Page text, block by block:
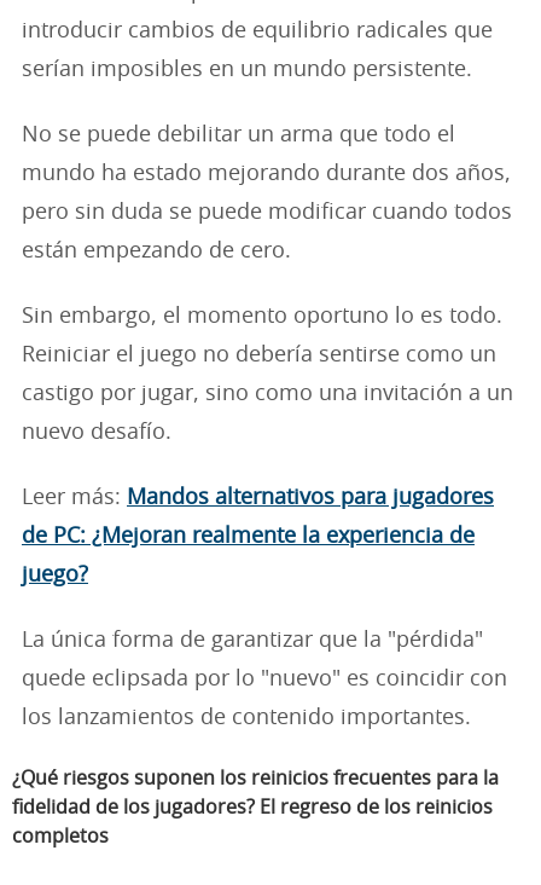
introducir cambios de equilibrio radicales que
serían imposibles en un mundo persistente.
No se puede debilitar un arma que todo el
mundo ha estado mejorando durante dos años,
pero sin duda se puede modificar cuando todos
están empezando de cero.
Sin embargo, el momento oportuno lo es todo.
Reiniciar el juego no debería sentirse como un
castigo por jugar, sino como una invitación a un
nuevo desafío.
Leer más: Mandos alternativos para jugadores
de PC: ¿Mejoran realmente la experiencia de
juego?
La única forma de garantizar que la "pérdida"
quede eclipsada por lo "nuevo" es coincidir con
los lanzamientos de contenido importantes.
¿Qué riesgos suponen los reinicios frecuentes para la
fidelidad de los jugadores? El regreso de los reinicios
completos